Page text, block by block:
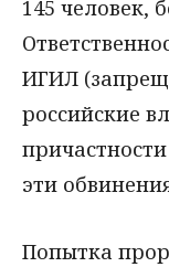
145 человек,
ИГИЛ
российские
эти
Попытка